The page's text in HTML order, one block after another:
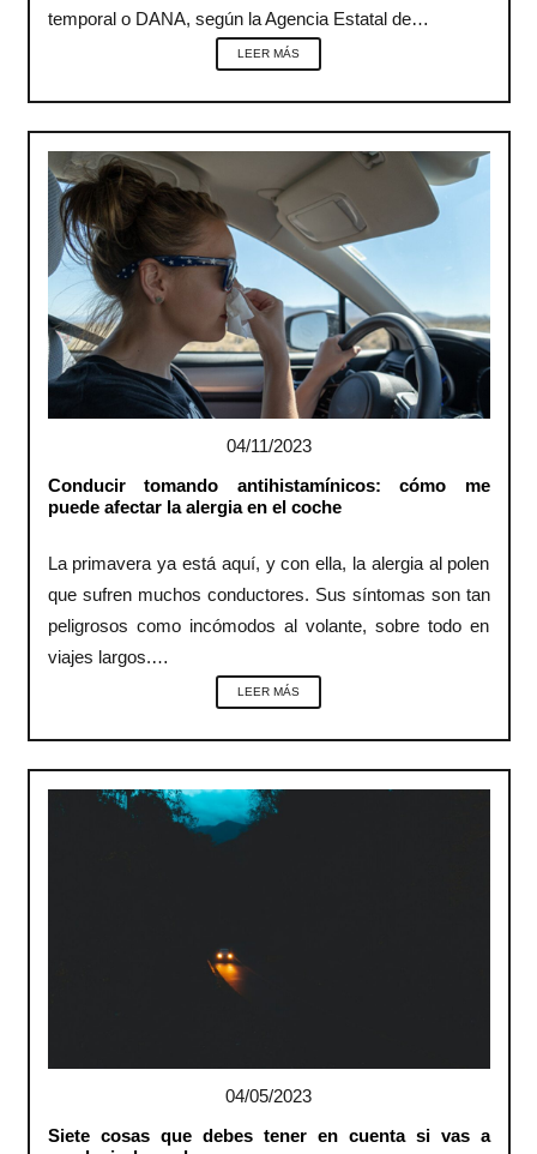
temporal o DANA, según la Agencia Estatal de…
LEER MÁS
04/11/2023
Conducir tomando antihistamínicos: cómo me
puede afectar la alergia en el coche
La primavera ya está aquí, y con ella, la alergia al polen
que sufren muchos conductores. Sus síntomas son tan
peligrosos como incómodos al volante, sobre todo en
viajes largos.…
LEER MÁS
04/05/2023
Siete cosas que debes tener en cuenta si vas a